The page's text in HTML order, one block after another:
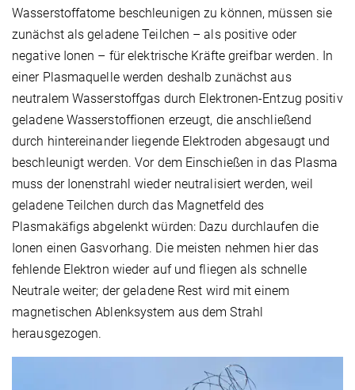
Wasserstoffatome beschleunigen zu können, müssen sie
zunächst als geladene Teilchen – als positive oder
negative Ionen – für elektrische Kräfte greifbar werden. In
einer Plasmaquelle werden deshalb zunächst aus
neutralem Wasserstoffgas durch Elektronen-Entzug positiv
geladene Wasserstoffionen erzeugt, die anschließend
durch hintereinander liegende Elektroden abgesaugt und
beschleunigt werden. Vor dem Einschießen in das Plasma
muss der Ionenstrahl wieder neutralisiert werden, weil
geladene Teilchen durch das Magnetfeld des
Plasmakäfigs abgelenkt würden: Dazu durchlaufen die
Ionen einen Gasvorhang. Die meisten nehmen hier das
fehlende Elektron wieder auf und fliegen als schnelle
Neutrale weiter; der geladene Rest wird mit einem
magnetischen Ablenksystem aus dem Strahl
herausgezogen.